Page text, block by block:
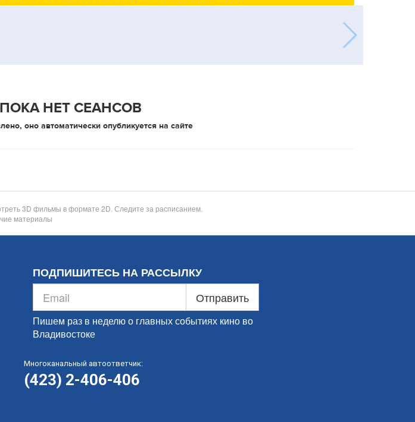
НЕТ СЕАНСОВ
оно автоматически опубликуется на сайте
3D фильмы в формате 2D. Следите за расписанием.
материалы
ПОДПИШИТЕСЬ НА РАССЫЛКУ
Отправить
Пишем раз в неделю о главных событиях кино во
Владивостоке
Многоканальный автоответчик:
(423) 2-406-406